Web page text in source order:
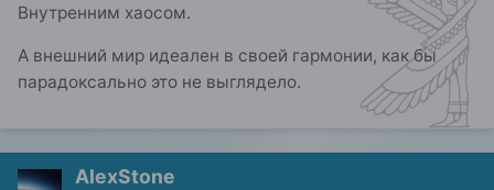
Внутренним хаосом.
А внешний мир идеален в своей гармонии, как бы
парадоксально это не выглядело.
AlexStone